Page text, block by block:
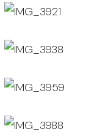
IMG_3921
IMG_3938
IMG_3959
IMG_3988